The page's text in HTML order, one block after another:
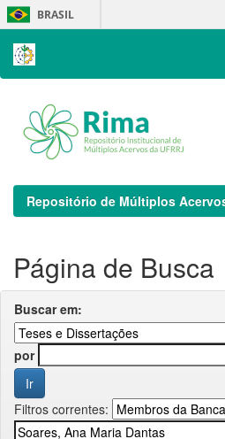
Skip
navigation
BRASIL
Repositório de Múltiplos
Página de Busca
Buscar em:
por
Filtros correntes: